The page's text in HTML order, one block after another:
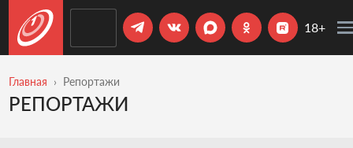
18+
Главная Репортажи
РЕПОРТАЖИ